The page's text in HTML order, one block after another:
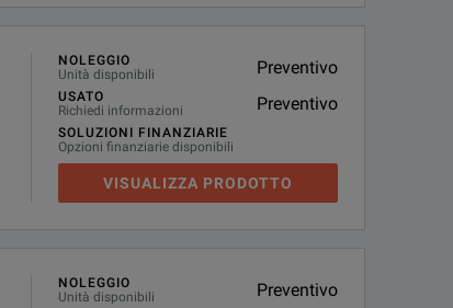
NOLEGGIO
Unità disponibili
Preventivo
USATO
Richiedi informazioni
Preventivo
SOLUZIONI FINANZIARIE
Opzioni finanziarie disponibili
VISUALIZZA PRODOTTO
NOLEGGIO
Unità disponibili
Preventivo